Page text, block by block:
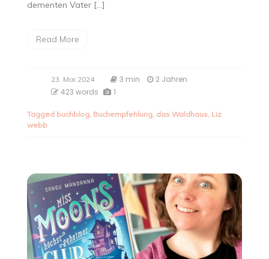
dementen Vater […]
Read More
23. Mai 2024 3 min
2 Jahren
423 words
1
Tagged buchblog, Buchempfehlung, das Waldhaus, Liz
webb